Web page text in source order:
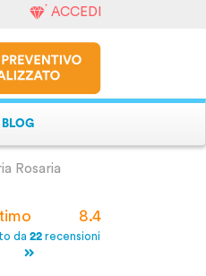
ACCEDI
BLOG
Rosaria
8.4
da22 recensioni